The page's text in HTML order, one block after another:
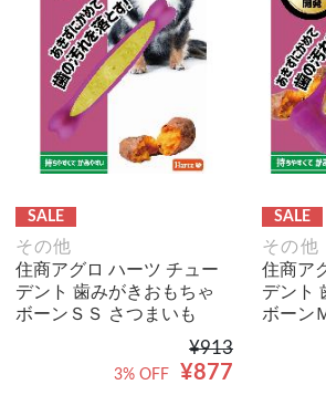
SALE
その他
住商アグロ ハーツ チュー
デント 歯みがきおもちゃ
ボーンＳＳ さつまいも
¥913
¥877
3% OFF
SALE
その他
住商ア
デント
ボーン